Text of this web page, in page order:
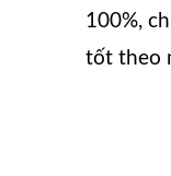
100%,
tốt theo